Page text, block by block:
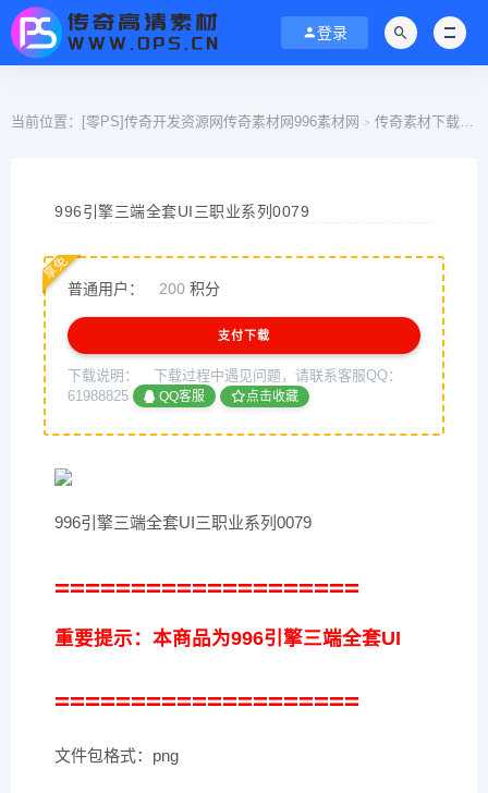
登录
当前位置： [零PS]传奇开发资源网传奇素材网996素材网 > 传奇素材下载
996引擎三端全套UI三职业系列0079
普通用户： 200 积分
享免
支付下载
下载说明：
下载过程中遇见问题，请联系客服QQ：
61988825
QQ客服 点击收藏
996引擎三端全套UI三职业系列0079
====================
重要提示：本商品为996引擎三端全套UI
====================
文件包格式：png